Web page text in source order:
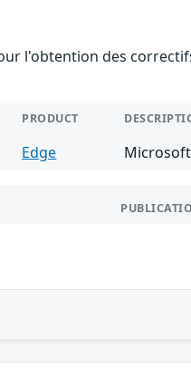
l'obtention des
PRODUCT
Edge